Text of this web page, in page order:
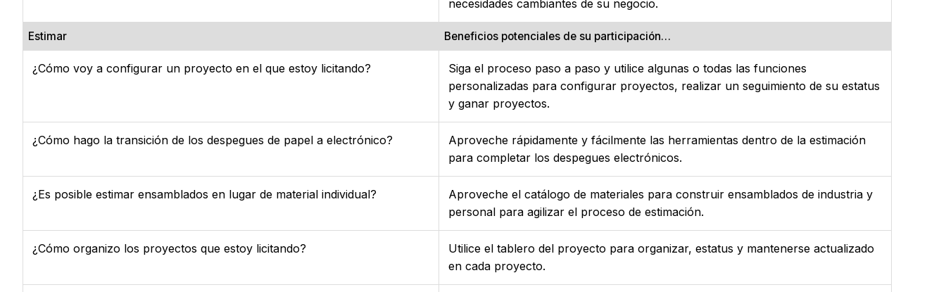
necesidades cambiantes de su negocio.
Estimar Beneficios potenciales de su participación…
¿Cómo voy a configurar un proyecto en el que estoy licitando?
Siga el proceso paso a paso y utilice algunas o todas las funciones
personalizadas para configurar proyectos, realizar un seguimiento de su estatus
y ganar proyectos.
¿Cómo hago la transición de los despegues de papel a electrónico?
Aproveche rápidamente y fácilmente las herramientas dentro de la estimación
para completar los despegues electrónicos.
¿Es posible estimar ensamblados en lugar de material individual?
Aproveche el catálogo de materiales para construir ensamblados de industria y
personal para agilizar el proceso de estimación.
¿Cómo organizo los proyectos que estoy licitando?
Utilice el tablero del proyecto para organizar, estatus y mantenerse actualizado
en cada proyecto.